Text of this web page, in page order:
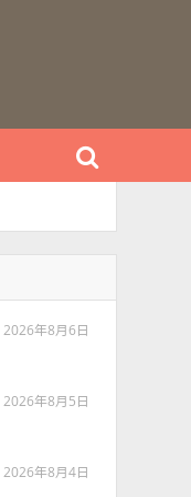
2026年8月6日
2026年8月5日
2026年8月4日